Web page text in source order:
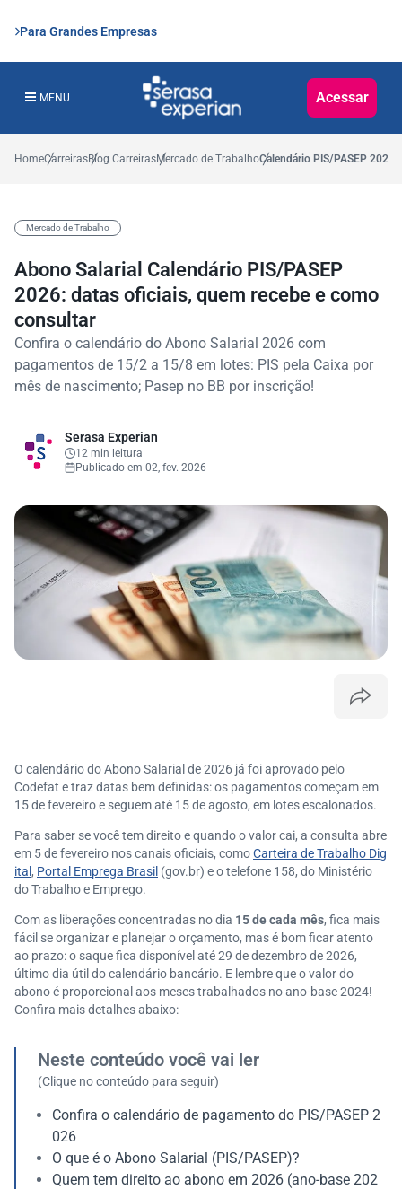
Para Grandes Empresas
MENU Acessar
HomeCarreirasBlog CarreirasMercado de TrabalhoCalendário PIS/PASEP
Mercado de Trabalho
Abono Salarial Calendário PIS/PASEP
2026: datas oficiais, quem recebe e como
consultar
Confira o calendário do Abono Salarial 2026 com
pagamentos de 15/2 a 15/8 em lotes: PIS pela Caixa por
mês de nascimento; Pasep no BB por inscrição!
Serasa Experian
12 min leitura
Publicado em 02, fev. 2026
O calendário do Abono Salarial de 2026 já foi aprovado pelo
Codefat e traz datas bem definidas: os pagamentos começam em
15 de fevereiro e seguem até 15 de agosto, em lotes escalonados.
Para saber se você tem direito e quando o valor cai, a consulta abre
em 5 de fevereiro nos canais oficiais, comoCarteira de Trabalho Dig
ital , Portal Emprega Brasil (gov.br) e o telefone 158, do Ministério
do Trabalho e Emprego.
Com as liberações concentradas no dia 15 de cada mês, fica mais
fácil se organizar e planejar o orçamento, mas é bom ficar atento
ao prazo: o saque fica disponível até 29 de dezembro de 2026,
último dia útil do calendário bancário. E lembre que o valor do
abono é proporcional aos meses trabalhados no ano-base 2024!
Confira mais detalhes abaixo:
Neste conteúdo você vai ler
(Clique no conteúdo para seguir)
Confira o calendário de pagamento do PIS/PASEP 2
026
O que é o Abono Salarial (PIS/PASEP)?
Quem tem direito ao abono em 2026 (ano-base 202